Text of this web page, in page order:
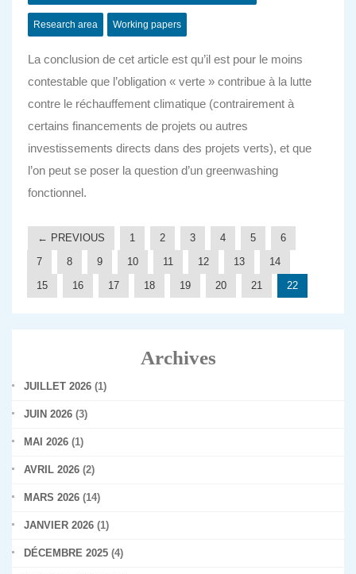
Research area Working papers
La conclusion de cet article est qu’il est pour le moins
contestable que l’obligation « verte » contribue à la lutte
contre le réchauffement climatique (contrairement à
certains financements de projets ou autres
investissements directs dans des projets verts), et que
l’on peut se poser la question d’un greenwashing
fonctionnel.
← PREVIOUS 1 2 3 4 5
6
7
8 9 10 11 12 13
14
15
16 17 18 19 20 21 22
Archives
JUILLET 2026 (1)
JUIN 2026 (3)
MAI 2026 (1)
AVRIL 2026 (2)
MARS 2026 (14)
JANVIER 2026 (1)
DÉCEMBRE 2025 (4)